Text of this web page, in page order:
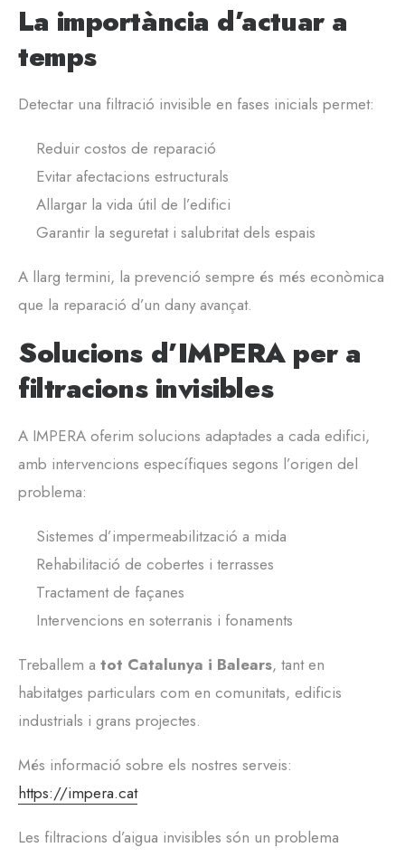
La importància d’actuar a
temps
Detectar una filtració invisible en fases inicials permet:
Reduir costos de reparació
Evitar afectacions estructurals
Allargar la vida útil de l’edifici
Garantir la seguretat i salubritat dels espais
A llarg termini, la prevenció sempre és més econòmica
que la reparació d’un dany avançat.
Solucions d’IMPERA per a
filtracions invisibles
A IMPERA oferim solucions adaptades a cada edifici,
amb intervencions específiques segons l’origen del
problema:
Sistemes d’impermeabilització a mida
Rehabilitació de cobertes i terrasses
Tractament de façanes
Intervencions en soterranis i fonaments
Treballem a tot Catalunya i Balears, tant en
habitatges particulars com en comunitats, edificis
industrials i grans projectes.
Més informació sobre els nostres serveis:
https://impera.cat
Les filtracions d’aigua invisibles són un problema